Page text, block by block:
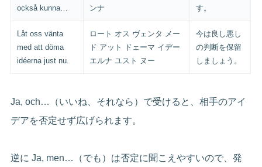
också kunna…
ンナ
す。
Låt oss vänta
med att döma
idéerna just nu.
ロート オス ヴェンタ メー
ド アット ドェーマ イデー
エルナ ユスト ヌー
今は良し悪し
の判断を保留
しましょう。
Ja, och…（いいね、それなら）で受けると、相手のアイ
デアを否定せず広げられます。
逆に Ja, men…（でも）は否定に聞こえやすいので、発